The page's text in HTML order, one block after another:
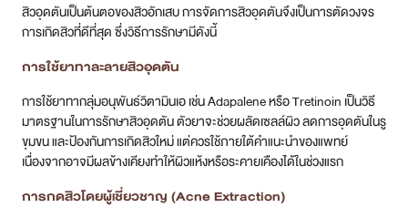
สิวอุดตันเป็นต้นตอของสิวอักเสบ การจัดการสิวอุดตันจึงเป็นการตัดวงจร
การเกิดสิวที่ดีที่สุด ซึ่งวิธีการรักษามีดังนี้
การใช้ยาทาละลายสิวอุดตัน
การใช้ยาทากลุ่มอนุพันธ์วิตามินเอ เช่น Adapalene หรือ Tretinoin เป็นวิธี
มาตรฐานในการรักษาสิวอุดตัน ตัวยาจะช่วยผลัดเซลล์ผิว ลดการอุดตันในรู
ขุมขน และป้องกันการเกิดสิวใหม่ แต่ควรใช้ภายใต้คำแนะนำของแพทย์
เนื่องจากอาจมีผลข้างเคียงทำให้ผิวแห้งหรือระคายเคืองได้ในช่วงแรก
การกดสิวโดยผู้เชี่ยวชาญ (Acne Extraction)